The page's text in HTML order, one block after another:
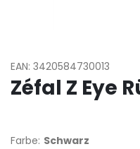
EAN: 3420584730013
Zéfal Z Eye
Farbe: Schwarz